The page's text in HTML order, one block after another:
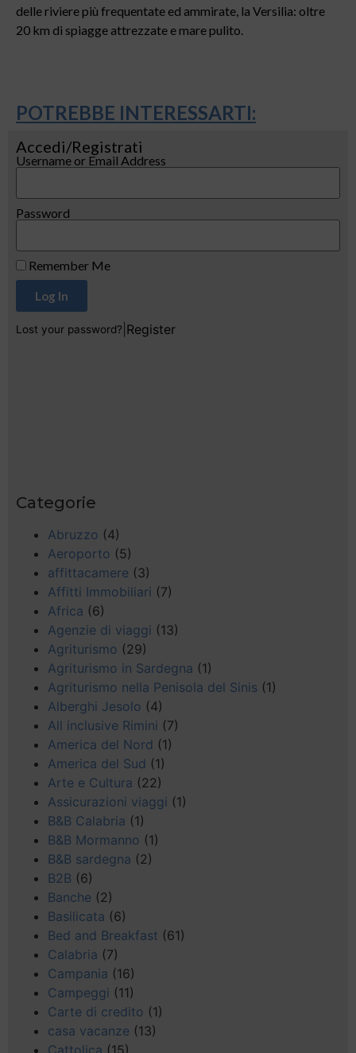
delle riviere più frequentate ed ammirate, la Versilia: oltre
20 km di spiagge attrezzate e mare pulito.
POTREBBE INTERESSARTI:
Accedi/Registrati
Username or Email Address
Password
Remember Me
Log In
Lost your password? Register
Categorie
Abruzzo (4)
Aeroporto (5)
affittacamere (3)
Affitti Immobiliari (7)
Africa (6)
Agenzie di viaggi (13)
Agriturismo (29)
Agriturismo in Sardegna (1)
Agriturismo nella Penisola del Sinis (1)
Alberghi Jesolo (4)
All inclusive Rimini (7)
America del Nord (1)
America del Sud (1)
Arte e Cultura (22)
Assicurazioni viaggi (1)
B&B Calabria (1)
B&B Mormanno (1)
B&B sardegna (2)
B2B (6)
Banche (2)
Basilicata (6)
Bed and Breakfast (61)
Calabria (7)
Campania (16)
Campeggi (11)
Carte di credito (1)
casa vacanze (13)
Cattolica (15)